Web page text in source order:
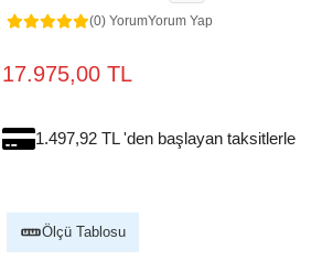
(0) YorumYorum Yap
17.975,00 TL
1.497,92 TL 'den başlayan taksitlerle
Ölçü Tablosu